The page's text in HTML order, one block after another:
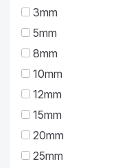
3mm
5mm
8mm
10mm
12mm
15mm
20mm
25mm